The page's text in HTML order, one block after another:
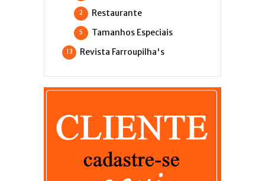
Restaurante
2
Tamanhos Especiais
5
Revista Farroupilha's
13